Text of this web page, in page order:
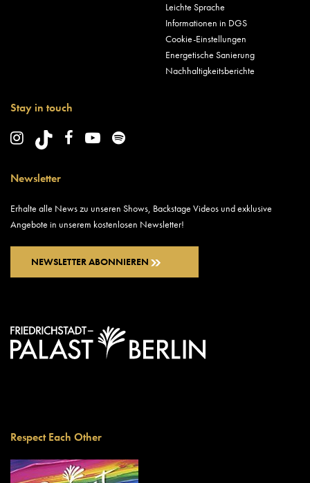
Leichte Sprache
Informationen in DGS
Cookie-Einstellungen
Energetische Sanierung
Nachhaltigkeitsberichte
Stay in touch
Newsletter
Erhalte alle News zu unseren Shows, Backstage Videos und exklusive
Angebote in unserem kostenlosen Newsletter!
NEWSLETTER ABONNIEREN
Respect Each Other